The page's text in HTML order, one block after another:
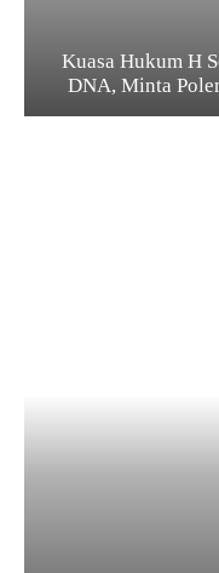
Kuasa Hukum H
DNA, Minta